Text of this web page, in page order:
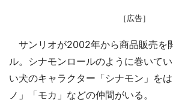
［広告］
サンリオが2002年から商品販売を
ル。シナモンロールのように巻いて
い犬のキャラクター「シナモン」を
ノ」「モカ」などの仲間がいる。